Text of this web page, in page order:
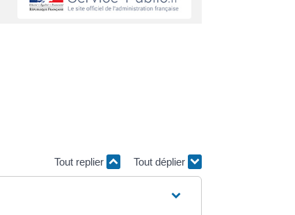
Tout replier Tout déplier